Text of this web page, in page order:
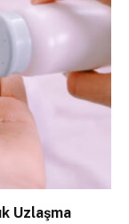
Uzlaşma